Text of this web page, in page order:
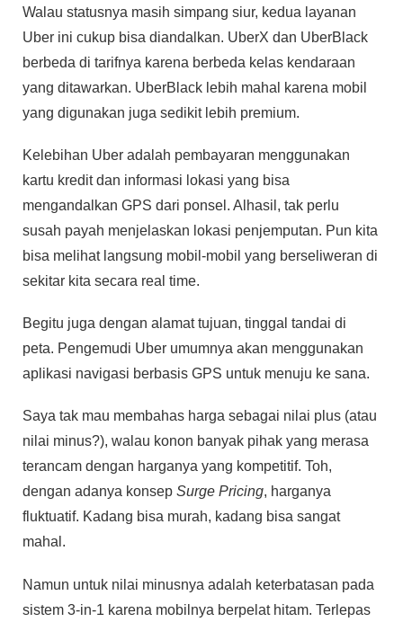
Walau statusnya masih simpang siur, kedua layanan
Uber ini cukup bisa diandalkan. UberX dan UberBlack
berbeda di tarifnya karena berbeda kelas kendaraan
yang ditawarkan. UberBlack lebih mahal karena mobil
yang digunakan juga sedikit lebih premium.
Kelebihan Uber adalah pembayaran menggunakan
kartu kredit dan informasi lokasi yang bisa
mengandalkan GPS dari ponsel. Alhasil, tak perlu
susah payah menjelaskan lokasi penjemputan. Pun kita
bisa melihat langsung mobil-mobil yang berseliweran di
sekitar kita secara real time.
Begitu juga dengan alamat tujuan, tinggal tandai di
peta. Pengemudi Uber umumnya akan menggunakan
aplikasi navigasi berbasis GPS untuk menuju ke sana.
Saya tak mau membahas harga sebagai nilai plus (atau
nilai minus?), walau konon banyak pihak yang merasa
terancam dengan harganya yang kompetitif. Toh,
dengan adanya konsep Surge Pricing, harganya
fluktuatif. Kadang bisa murah, kadang bisa sangat
mahal.
Namun untuk nilai minusnya adalah keterbatasan pada
sistem 3-in-1 karena mobilnya berpelat hitam. Terlepas